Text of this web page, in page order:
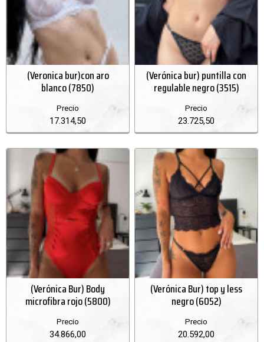
(Veronica bur)con aro
blanco (7850)
Precio
17.314,50
(Verónica bur) puntilla con
regulable negro (3515)
Precio
23.725,50
(Verónica Bur) Body
microfibra rojo (5800)
Precio
34.866,00
(Verónica Bur) top y less
negro (6052)
Precio
20.592,00